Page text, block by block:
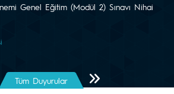
Genel Eğitim (Modül 2) Sınavı Nihai
Sayfa
Tüm Duyurular Sonraki Sayfa